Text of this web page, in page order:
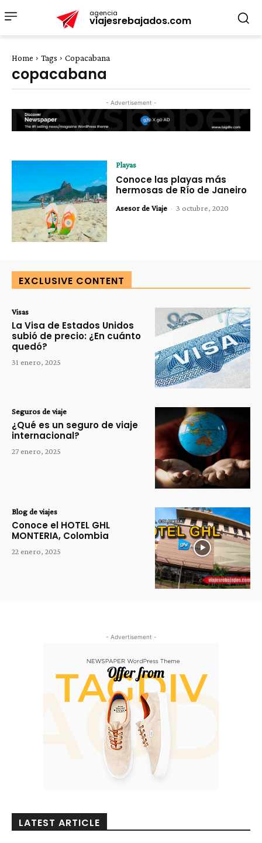
agencia
viajesrebajados.com
Home Tags Copacabana
copacabana
- Advertisement -
Playas
Conoce las playas más
hermosas de Río de Janeiro
Asesor de Viaje - 3 octubre, 2020
EXCLUSIVE CONTENT
Visas
La Visa de Estados Unidos
subió de precio: ¿En cuánto
quedó?
31 enero, 2025
Seguros de viaje
¿Qué es un seguro de viaje
internacional?
27 enero, 2025
Blog de viajes
Conoce el HOTEL GHL
MONTERIA, Colombia
22 enero, 2025
- Advertisement -
LATEST ARTICLE